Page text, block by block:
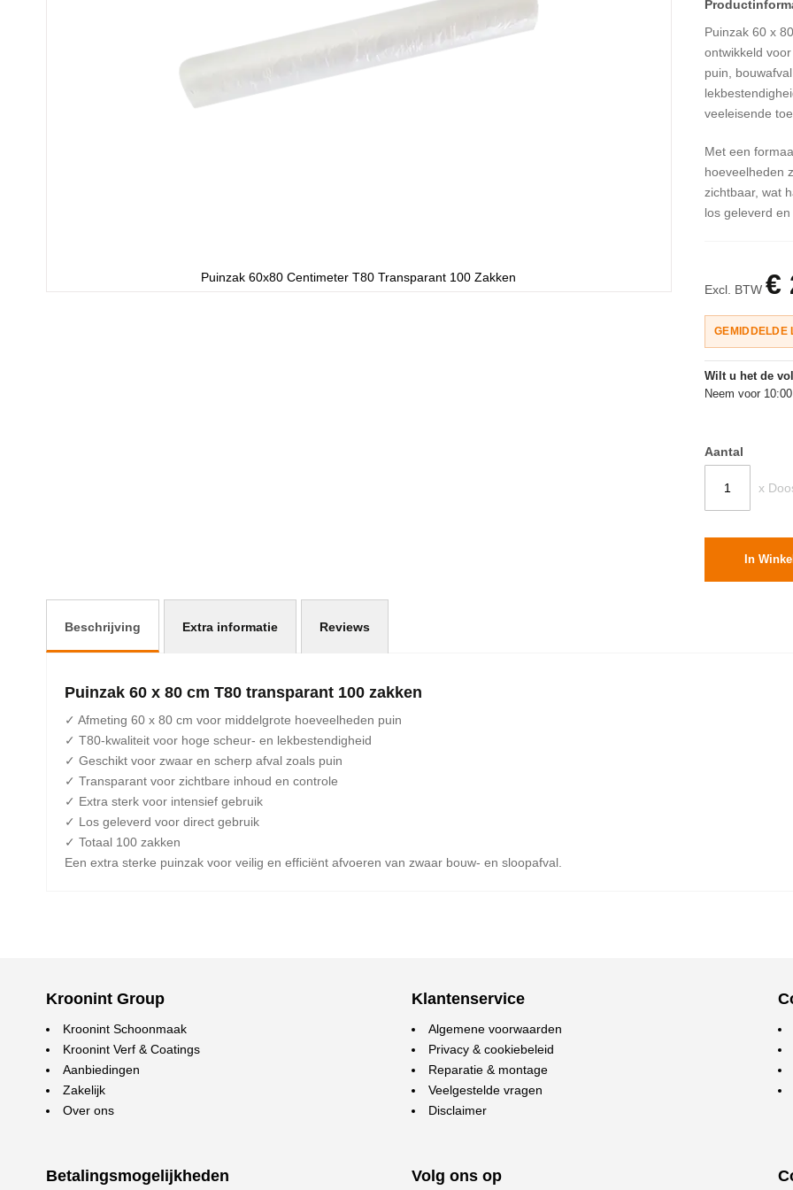
Puinzak 60 x
ontwikkeld
puin,
veeleisende
Met een
hoeveelheden
zichtbaar, wat
los geleverd
Excl. BTW €
GEMIDDELDE
Wilt u het de
Neem voor
Aantal
x
In
Puinzak 60x80 Centimeter T80 Transparant 100 Zakken
Beschrijving
Puinzak 60 x 80 cm T80 transparant 100 zakken
✓ Afmeting 60 x 80 cm voor middelgrote hoeveelheden puin
✓ T80-kwaliteit voor hoge scheur- en lekbestendigheid
✓ Geschikt voor zwaar en scherp afval zoals puin
✓ Transparant voor zichtbare inhoud en controle
✓ Extra sterk voor intensief gebruik
✓ Los geleverd voor direct gebruik
✓ Totaal 100 zakken
Een extra sterke puinzak voor veilig en efficiënt afvoeren van zwaar bouw- en sloopafval.
Extra informatie Reviews
Kroonint Group
Kroonint Schoonmaak
Kroonint Verf & Coatings
Aanbiedingen
Zakelijk
Over ons
Betalingsmogelijkheden
Klantenservice
Algemene voorwaarden
Privacy & cookiebeleid
Reparatie & montage
Veelgestelde vragen
Disclaimer
Volg ons op